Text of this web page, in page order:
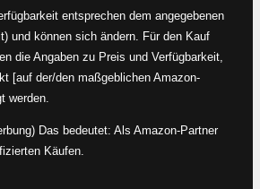
entsprechen dem angegebenen
und können sich ändern. Für den Kauf
die Angaben zu Preis und Verfügbarkeit,
[auf der/den maßgeblichen Amazon-
werden.
Das bedeutet: Als Amazon-Partner
Käufen.